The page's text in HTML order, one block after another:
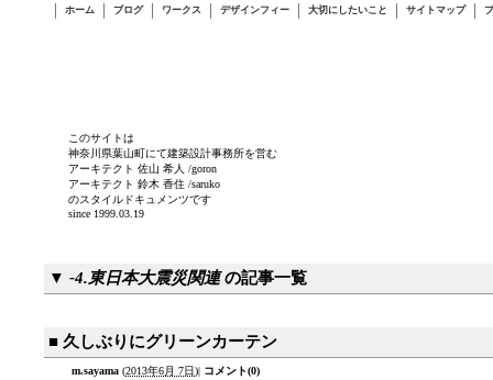
ホーム ブログ ワークス デザインフィー 大切にしたいこと サイトマップ
このサイトは
神奈川県葉山町にて建築設計事務所を営む
アーキテクト 佐山 希人 /goron
アーキテクト 鈴木 香住 /saruko
のスタイルドキュメンツです
since 1999.03.19
▼ -4.東日本大震災関連の記事一覧
■ 久しぶりにグリーンカーテン
m.sayama (2013年6月 7日)| コメント(0)